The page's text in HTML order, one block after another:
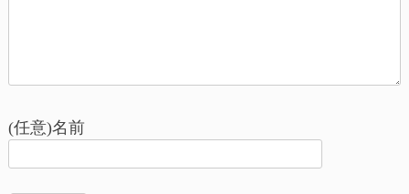
シ
ョ
(任意)名前